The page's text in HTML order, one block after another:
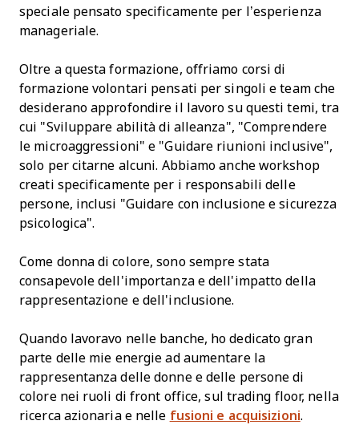
speciale pensato specificamente per l’esperienza
manageriale.
Oltre a questa formazione, offriamo corsi di
formazione volontari pensati per singoli e team che
desiderano approfondire il lavoro su questi temi, tra
cui "Sviluppare abilità di alleanza", "Comprendere
le microaggressioni" e "Guidare riunioni inclusive",
solo per citarne alcuni. Abbiamo anche workshop
creati specificamente per i responsabili delle
persone, inclusi "Guidare con inclusione e sicurezza
psicologica".
Come donna di colore, sono sempre stata
consapevole dell'importanza e dell'impatto della
rappresentazione e dell'inclusione.
Quando lavoravo nelle banche, ho dedicato gran
parte delle mie energie ad aumentare la
rappresentanza delle donne e delle persone di
colore nei ruoli di front office, sul trading floor, nella
ricerca azionaria e nelle fusioni e acquisizioni.